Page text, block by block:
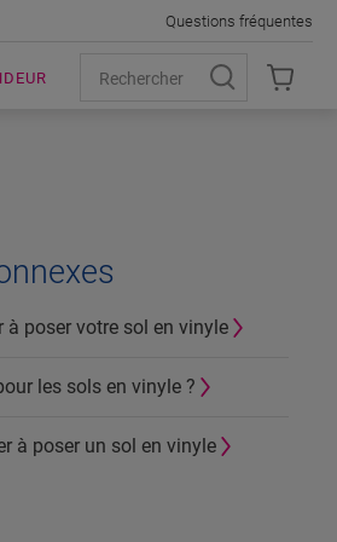
Questions fréquentes
à poser votre sol en vinyle
les sols en vinyle ?
à poser un sol en vinyle